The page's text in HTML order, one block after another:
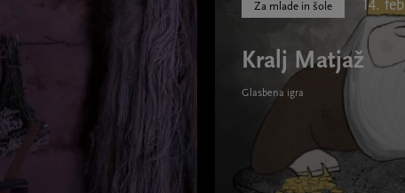
Za mlade in šole 14.
Kralj Matjaž
Glasbena igra